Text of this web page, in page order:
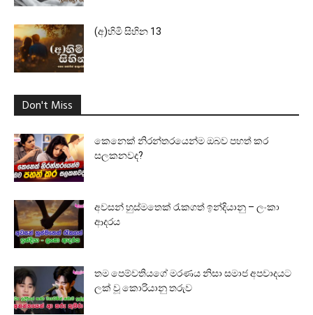
(අ)හිමි සිහින 13
Don't Miss
කෙනෙක් නිරන්තරයෙන්ම ඔබව පහත් කර
සලකනවද?
අවසන් හුස්මතෙක් රැකගත් ඉන්දියානු – ලංකා
ආදරය
තම පෙම්වතියගේ මරණය නිසා සමාජ අපවාදයට
ලක් වූ කොරියානු තරුව